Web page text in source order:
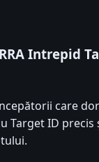
Intrepid
care
Target ID precis